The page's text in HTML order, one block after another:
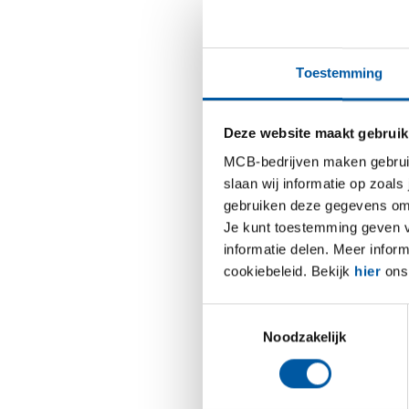
Toestemming
Deze website maakt
MCB-bedrijven maken
slaan wij informatie op
gebruiken deze gegevens
Je kunt toestemming geven
informatie delen. Meer
cookiebeleid. Bekijk hier
Noodzakelijk
maar
Door
aantal
hoe zij